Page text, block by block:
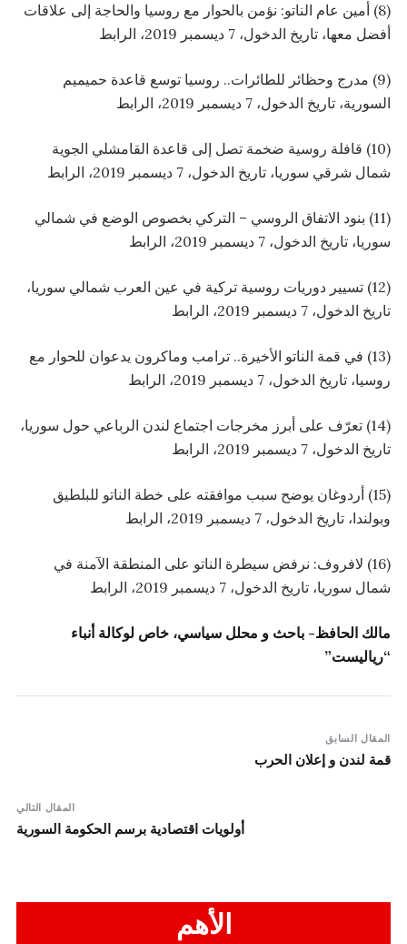
(8) أمين عام الناتو: نؤمن بالحوار مع روسيا والحاجة إلى علاقات
أفضل معها، تاريخ الدخول، 7 ديسمبر 2019،
الرابط
(9) مدرج وحظائر للطائرات.. روسيا توسع قاعدة حميميم
السورية، تاريخ الدخول، 7 ديسمبر 2019،
الرابط
(10) قافلة روسية ضخمة تصل إلى قاعدة القامشلي الجوية
شمال شرقي سوريا، تاريخ الدخول، 7 ديسمبر 2019،
الرابط
(11) بنود الاتفاق الروسي – التركي بخصوص الوضع في شمالي
سوريا، تاريخ الدخول، 7 ديسمبر 2019،
الرابط
(12) تسيير دوريات روسية تركية في عين العرب شمالي سوريا،
تاريخ الدخول، 7 ديسمبر 2019،
الرابط
(13) في قمة الناتو الأخيرة.. ترامب وماكرون يدعوان للحوار مع
روسيا، تاريخ الدخول، 7 ديسمبر 2019،
الرابط
(14) تعرّف على أبرز مخرجات اجتماع لندن الرباعي حول سوريا،
تاريخ الدخول، 7 ديسمبر 2019،
الرابط
(15) أردوغان يوضح سبب موافقته على خطة الناتو للبلطيق
وبولندا، تاريخ الدخول، 7 ديسمبر 2019،
الرابط
(16) لافروف: نرفض سيطرة الناتو على المنطقة الآمنة في
شمال سوريا، تاريخ الدخول، 7 ديسمبر 2019،
الرابط
مالك الحافظ- باحث و محلل سياسي، خاص لوكالة أنباء
“رياليست”
المقال السابق
قمة لندن و إعلان الحرب
المقال التالي
أولويات اقتصادية برسم الحكومة السورية
الأهم